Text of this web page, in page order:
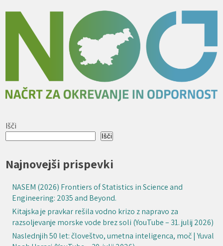
Išči
Išči
Najnovejši prispevki
NASEM (2026) Frontiers of Statistics in Science and
Engineering: 2035 and Beyond.
Kitajska je pravkar rešila vodno krizo z napravo za
razsoljevanje morske vode brez soli (YouTube – 31. julij 2026)
Naslednjih 50 let: človeštvo, umetna inteligenca, moč | Yuval